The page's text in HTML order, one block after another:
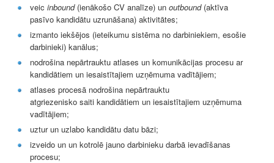
veic inbound (ienākošo CV analīze) un outbound (aktīva
pasīvo kandidātu uzrunāšana) aktivitātes;
izmanto iekšējos (ieteikumu sistēma no darbiniekiem, esošie
darbinieki) kanālus;
nodrošina nepārtrauktu atlases un komunikācijas procesu ar
kandidātiem un iesaistītajiem uzņēmuma vadītājiem;
atlases procesā nodrošina nepārtrauktu
atgriezenisko saiti kandidātiem un iesaistītajiem uzņēmuma
vadītājiem;
uztur un uzlabo kandidātu datu bāzi;
izveido un un kotrolē jauno darbinieku darbā ievadīšanas
procesu;